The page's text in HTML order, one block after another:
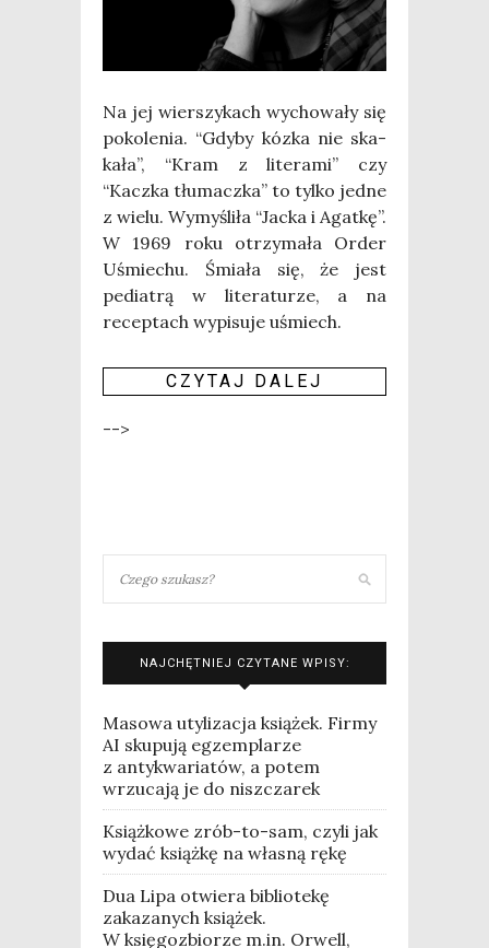
Na jej wier­szy­kach wycho­wa­ły się
poko­le­nia. “Gdy­by kóz­ka nie ska­
ka­ła”, “Kram z lite­ra­mi” czy
“Kacz­ka tłu­macz­ka” to tyl­ko jed­ne
z wie­lu. Wymy­śli­ła “Jac­ka i Agat­kę”.
W 1969 roku otrzy­ma­ła Order
Uśmie­chu. Śmia­ła się, że jest
pedia­trą w lite­ra­tu­rze, a na
recep­tach wypi­su­je uśmiech.
CZY­TAJ DALEJ
-->
NAJCHĘTNIEJ CZYTANE WPISY:
Masowa utylizacja książek. Firmy
AI skupują egzemplarze
z antykwariatów, a potem
wrzucają je do niszczarek
Książkowe zrób-to-sam, czyli jak
wydać książkę na własną rękę
Dua Lipa otwiera bibliotekę
zakazanych książek.
W księgozbiorze m.in. Orwell,